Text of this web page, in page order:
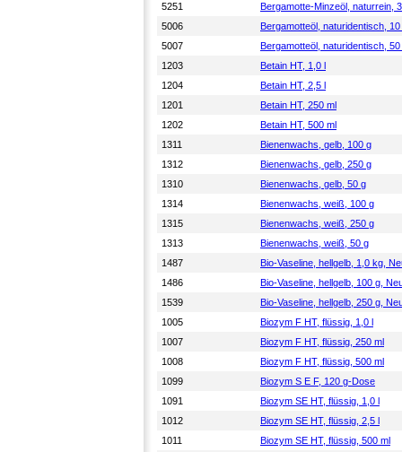
5251
Bergamotte-Minzeöl, naturrein,
5006
Bergamotteöl, naturidentisch, 10
5007
Bergamotteöl, naturidentisch, 50
1203
Betain HT, 1,0 l
1204
Betain HT, 2,5 l
1201
Betain HT, 250 ml
1202
Betain HT, 500 ml
1311
Bienenwachs, gelb, 100 g
1312
Bienenwachs, gelb, 250 g
1310
Bienenwachs, gelb, 50 g
1314
Bienenwachs, weiß, 100 g
1315
Bienenwachs, weiß, 250 g
1313
Bienenwachs, weiß, 50 g
1487
Bio-Vaseline, hellgelb, 1,0 kg,
1486
Bio-Vaseline, hellgelb, 100 g,
1539
Bio-Vaseline, hellgelb, 250 g,
1005
Biozym F HT, flüssig, 1,0 l
1007
Biozym F HT, flüssig, 250 ml
1008
Biozym F HT, flüssig, 500 ml
1099
Biozym S E F, 120 g-Dose
1091
Biozym SE HT, flüssig, 1,0 l
1012
Biozym SE HT, flüssig, 2,5 l
1011
Biozym SE HT, flüssig, 500 ml